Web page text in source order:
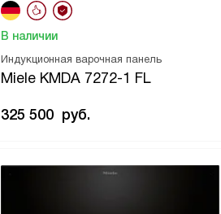
Индукционная варочная панель
Miele KMDA 7272-1 FL
В наличии
325 500 руб.